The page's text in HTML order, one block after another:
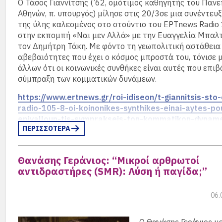
να μετέχουν στα ΔΣ της ΓΣΑ, επινόηση, που ακόμη δεν
αντιληφθεί σε τι αποσκοπούσε. Ίσως ο Πέτρος
κάποτε να μας εξηγήσει.
Σε κάθε περίπτωση ο παλαιός τρόπος επικοινωνίας
Το “montags“, που γνωρίσατε και συμπλήρωσε 565
χρόνια, δεν θα ξανακυκλοφορήσει.
Καλή επιτυχία στους επόμενους.
Κώστας Γαλάνης
Ulf-Dieter Klemm, οΘανάσης Βαλτινός, ηΑλεξάνδρα
Μητσοτάκη, οPeter Limbourg, οΆγγελος Συρίγος
άλλοι.
Επανεκδώσαμε το καταπληκτικό βιβλίο του Jens
“Das Dörpfeld-Gymnasium in Athen: Geschichte und
einer deutschen Auslandsschule”, που κυκλοφόρησε
μας, το 1970 και καλύπτει όλη την ιστορία των
δώρο
Ο Τάσος Γιαννίτσης (’62, ομότιμος καθηγητής του
Αθηνών, π. υπουργός) μίλησε στις 20/3σε μια
της ύλης καλεσμένος στο στούντιο του ΕΡΤnews Radio
στην εκπομπή «Ναι μεν Αλλά» με την Ευαγγελία
τον Δημήτρη Τάκη. Με φόντο τη γεωπολιτική αστάθεια
αβεβαιότητες που έχει ο κόσμος μπροστά του, τόνισε
άλλων ότι οι κοινωνικές συνθήκες είναι αυτές που
σύμπραξη των κομματικών δυνάμεων.
https://www.ertnews.gr/roi-idiseon/t-giannitsis-
radio-105-8-oi-koinonikes-synthikes-einai-aytes-
epivalloun-tis-symprakseis-ton-kommatikon-
ΠΕΡΙΣΣΟΤΕΡΑ
Θανάσης Γεράνιος: “Μικροί αρθρωτοί
αντιδραστήρες (SMR): Λύση ή παγίδα;”